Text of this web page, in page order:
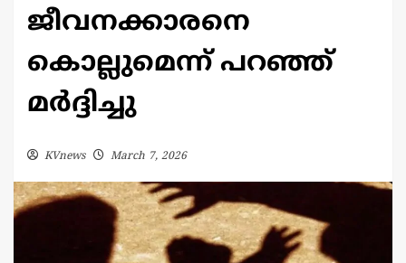
ജീവനക്കാരനെ
കൊല്ലുമെന്ന് പറഞ്ഞ്
മർദ്ദിച്ചു
KVnews March 7, 2026